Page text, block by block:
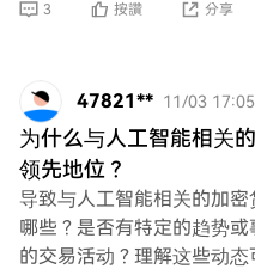
3 按讚 分享
47821** 11/03 17:05
为什么与人工智能相关
领先地位？
导致与人工智能相关的加
哪些？是否有特定的趋势
的交易活动？理解这些动